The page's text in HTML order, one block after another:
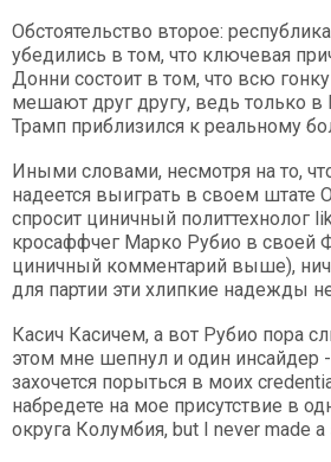
Обстоятельство второе:
убедились в том, что ключевая
Донни состоит в том, что всю
мешают друг другу, ведь только в
Трамп приблизился к реальному
Иными словами, несмотря на то,
надеется выиграть в своем штате
спросит циничный политтехнолог
кросаффчег Марко Рубио в своей
циничный комментарий выше),
для партии эти хлипкие надежды
Касич Касичем, а вот Рубио пора
этом мне шепнул и один инсайдер
захочется порыться в моих
набредете на мое присутствие в
округа Колумбия, but I never made